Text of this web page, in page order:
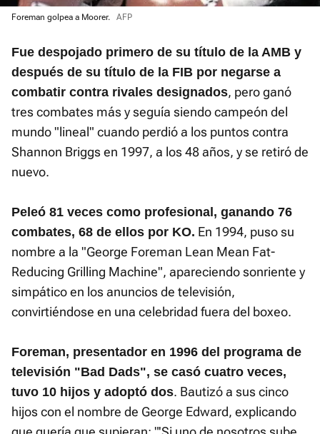
Foreman golpea a Moorer. AFP
Fue despojado primero de su título de la AMB y
después de su título de la FIB por negarse a
combatir contra rivales designados, pero ganó
tres combates más y seguía siendo campeón del
mundo "lineal" cuando perdió a los puntos contra
Shannon Briggs en 1997, a los 48 años, y se retiró de
nuevo.
Peleó 81 veces como profesional, ganando 76
combates, 68 de ellos por KO. En 1994, puso su
nombre a la "George Foreman Lean Mean Fat-
Reducing Grilling Machine", apareciendo sonriente y
simpático en los anuncios de televisión,
convirtiéndose en una celebridad fuera del boxeo.
Foreman, presentador en 1996 del programa de
televisión "Bad Dads", se casó cuatro veces,
tuvo 10 hijos y adoptó dos. Bautizó a sus cinco
hijos con el nombre de George Edward, explicando